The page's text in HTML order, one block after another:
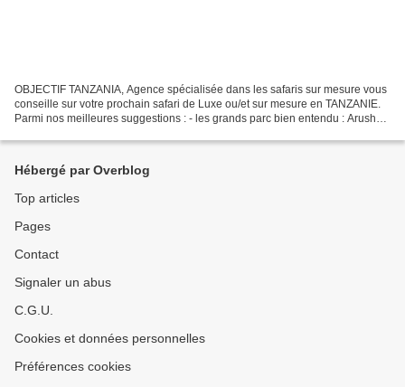
OBJECTIF TANZANIA, Agence spécialisée dans les safaris sur mesure vous
conseille sur votre prochain safari de Luxe ou/et sur mesure en TANZANIE.
Parmi nos meilleures suggestions : - les grands parc bien entendu : Arusha,
Hébergé par Overblog
Top articles
Pages
Contact
Signaler un abus
C.G.U.
Cookies et données personnelles
Préférences cookies